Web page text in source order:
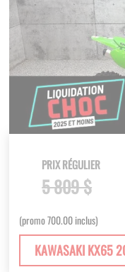
PRIX RÉGULIER
5 809 $
(promo 700.00 inclus)
KAWASAKI KX65